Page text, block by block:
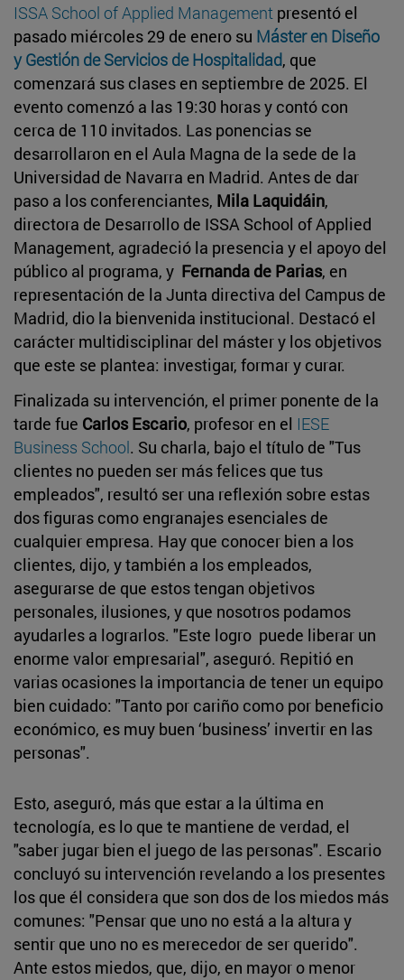
ISSA School of Applied Management presentó el
pasado miércoles 29 de enero su Máster en Diseño
y Gestión de Servicios de Hospitalidad, que
comenzará sus clases en septiembre de 2025. El
evento comenzó a las 19:30 horas y contó con
cerca de 110 invitados. Las ponencias se
desarrollaron en el Aula Magna de la sede de la
Universidad de Navarra en Madrid. Antes de dar
paso a los conferenciantes, Mila Laquidáin,
directora de Desarrollo de ISSA School of Applied
Management, agradeció la presencia y el apoyo del
público al programa, y Fernanda de Parias, en
representación de la Junta directiva del Campus de
Madrid, dio la bienvenida institucional. Destacó el
carácter multidisciplinar del máster y los objetivos
que este se plantea: investigar, formar y curar.
Finalizada su intervención, el primer ponente de la
tarde fue Carlos Escario, profesor en el IESE
Business School. Su charla, bajo el título de "Tus
clientes no pueden ser más felices que tus
empleados", resultó ser una reflexión sobre estas
dos figuras como engranajes esenciales de
cualquier empresa. Hay que conocer bien a los
clientes, dijo, y también a los empleados,
asegurarse de que estos tengan objetivos
personales, ilusiones, y que nosotros podamos
ayudarles a lograrlos. "Este logro puede liberar un
enorme valor empresarial", aseguró. Repitió en
varias ocasiones la importancia de tener un equipo
bien cuidado: "Tanto por cariño como por beneficio
económico, es muy buen ‘business’ invertir en las
personas".
Esto, aseguró, más que estar a la última en
tecnología, es lo que te mantiene de verdad, el
"saber jugar bien el juego de las personas". Escario
concluyó su intervención revelando a los presentes
los que él considera que son dos de los miedos más
comunes: "Pensar que uno no está a la altura y
sentir que uno no es merecedor de ser querido".
Ante estos miedos, que, dijo, en mayor o menor